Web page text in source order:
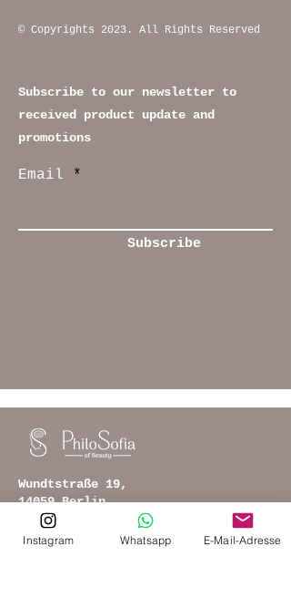
© Copyrights 2023. All Rights Reserved
Subscribe to our newsletter to
received product update and
promotions
Email
Subscribe
Wundtstraße 19,
14059 Berlin
philosofiaofbeauty(at)gmail.com
+49 155 60180244
Instagram Whatsapp E-Mail-Adresse